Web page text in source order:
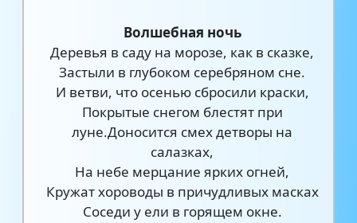
Волшебная ночь
Деревья в саду на морозе, как в сказке,
Застыли в глубоком серебряном сне.
И ветви, что осенью сбросили краски,
Покрытые снегом блестят при
луне.Доносится смех детворы на
салазках,
На небе мерцание ярких огней,
Кружат хороводы в причудливых масках
Соседи у ели в горящем окне.